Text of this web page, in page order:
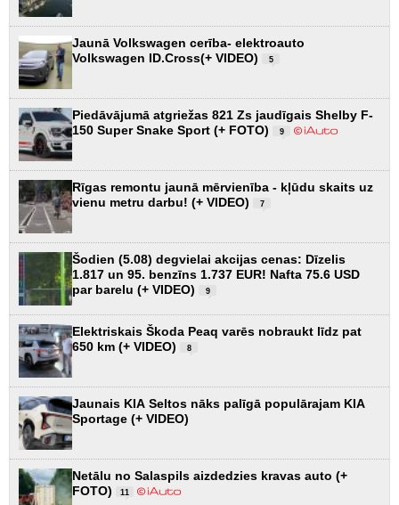
Jaunā Volkswagen cerība- elektroauto
Volkswagen ID.Cross(+ VIDEO)
5
Piedāvājumā atgriežas 821 Zs jaudīgais Shelby F-
150 Super Snake Sport (+ FOTO)
9
Rīgas remontu jaunā mērvienība - kļūdu skaits uz
vienu metru darbu! (+ VIDEO)
7
Šodien (5.08) degvielai akcijas cenas: Dīzelis
1.817 un 95. benzīns 1.737 EUR! Nafta 75.6 USD
par barelu (+ VIDEO)
9
Elektriskais Škoda Peaq varēs nobraukt līdz pat
650 km (+ VIDEO)
8
Jaunais KIA Seltos nāks palīgā populārajam KIA
Sportage (+ VIDEO)
Netālu no Salaspils aizdedzies kravas auto (+
FOTO)
11